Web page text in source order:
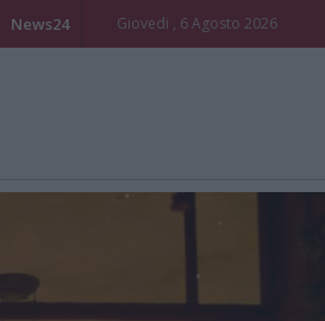
News24 Giovedi , 6 Agosto 2026